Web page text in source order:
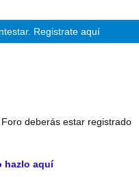
Registrate aquí
deberás estar registrado
hazlo aquí